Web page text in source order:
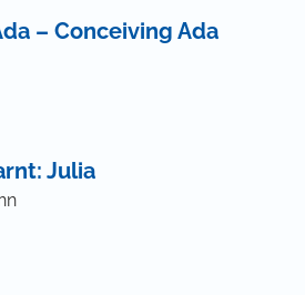
– Conceiving Ada
Julia